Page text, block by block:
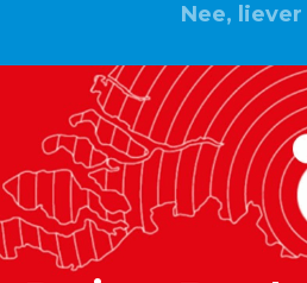
Nee,